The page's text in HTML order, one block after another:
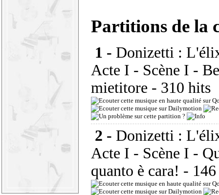
Partitions de la
1 - Donizetti :
Acte I - Scène I -
mietitore - 310 hits
2 - Donizetti :
Acte I - Scène I -
quanto è cara! -